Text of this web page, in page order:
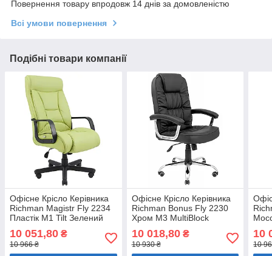
Повернення товару впродовж 14 днів за домовленістю
Всі умови повернення
Подібні товари компанії
Офісне Крісло Керівника
Richman Magistr Fly 2234
Пластік М1 Tilt Зелений
10 051,80 ₴
10 966 ₴
Офісне Крісло Керівника
Richman Bonus Fly 2230
Хром М3 MultiBlock
Чорний
10 018,80₴
10 930 ₴
10
10